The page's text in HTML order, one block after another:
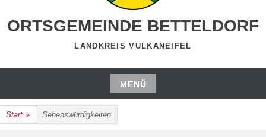
ORTSGEMEINDE BETTELDORF
LANDKREIS VULKANEIFEL
MENÜ
Zum
Inhalt
Start » Sehenswürdigkeiten